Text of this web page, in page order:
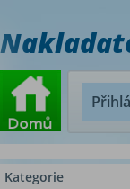
Kategorie